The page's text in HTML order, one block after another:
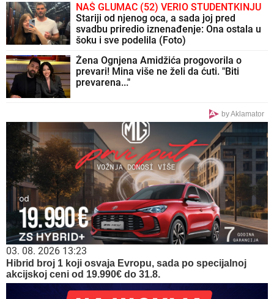
NAŠ GLUMAC (52) VERIO STUDENTKINJU
Stariji od njenog oca, a sada joj pred
svadbu priredio iznenađenje: Ona ostala u
šoku i sve podelila (Foto)
Žena Ognjena Amidžića progovorila o
prevari! Mina više ne želi da ćuti. "Biti
prevarena..."
by Aklamator
03. 08. 2026 13:23
Hibrid broj 1 koji osvaja Evropu, sada po specijalnoj
akcijskoj ceni od 19.990€ do 31.8.